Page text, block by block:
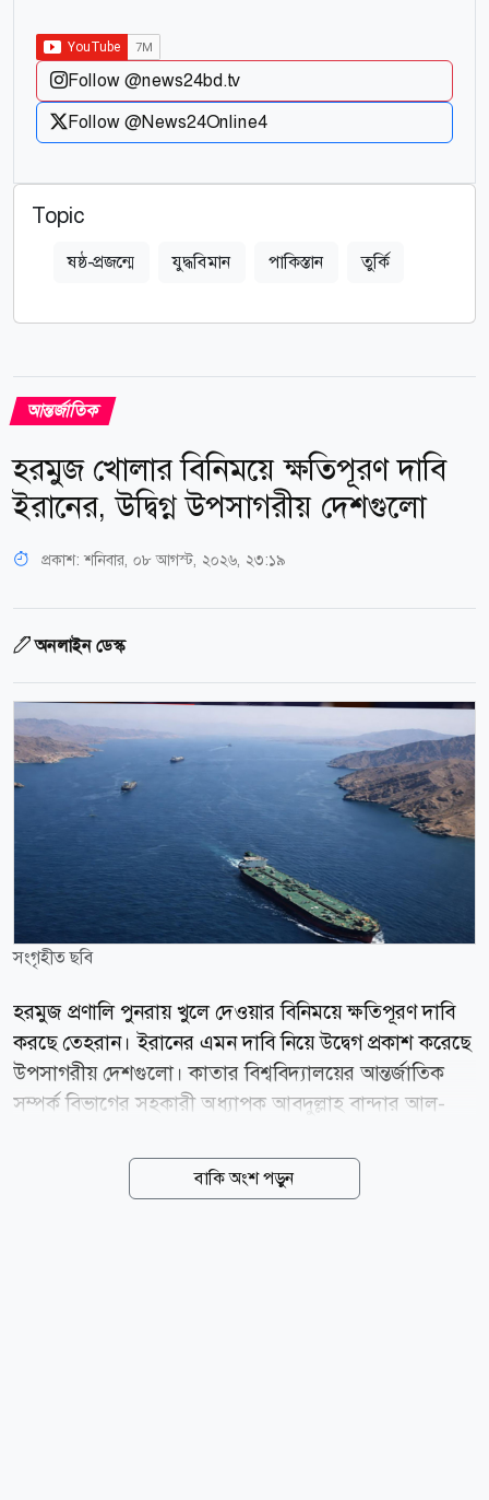
Follow @news24bd.tv
Follow @News24Online4
Topic
ষষ্ঠ-প্রজন্মে যুদ্ধবিমান পাকিস্তান তুর্কি
আন্তর্জাতিক
হরমুজ খোলার বিনিময়ে ক্ষতিপূরণ দাবি
ইরানের, উদ্বিগ্ন উপসাগরীয় দেশগুলো
প্রকাশ:শনিবার, ০৮ আগস্ট, ২০২৬, ২৩:১৯
অনলাইন ডেস্ক
সংগৃহীত ছবি
হরমুজ প্রণালি পুনরায় খুলে দেওয়ার বিনিময়ে ক্ষতিপূরণ দাবি
করছে তেহরান। ইরানের এমন দাবি নিয়ে উদ্বেগ প্রকাশ করেছে
উপসাগরীয় দেশগুলো। কাতার বিশ্ববিদ্যালয়ের আন্তর্জাতিক
সম্পর্ক বিভাগের সহকারী অধ্যাপক আবদুল্লাহ বান্দার আল-
ইরানের আলোচনা মূলত যুক্তরাষ্ট্রের সঙ্গে চলমান যুদ্ধকালীন
দর-কষাকষিরই অংশ। আল জাজিরাকে দেওয়া সাক্ষাৎকারে
বাকি অংশ পড়ুন